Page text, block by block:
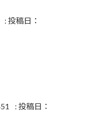
: 投稿日：
: 投稿日：